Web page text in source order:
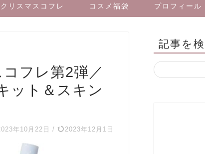
クリスマスコフレ コスメ福袋 プロフィール
フレ第2弾／
ット＆スキン
年10月22日 / 2023年12月1日
記事を